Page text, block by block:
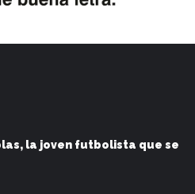
la joven futbolista que se